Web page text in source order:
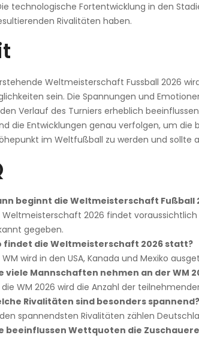
technologische Fortentwicklung in den
Rivalitäten haben.
Weltmeisterschaft Fussball 2026
sein. Die Spannungen und
Verlauf des Turniers erheblich
die Entwicklungen genau verfolgen, um die
im Weltfußball zu werden und sollte
beginnt die Weltmeisterschaft Fußball
Weltmeisterschaft 2026 findet
gegeben.
findet die Weltmeisterschaft 2026 statt?
WM wird in den USA, Kanada und Mexiko
viele Mannschaften nehmen an der WM
die WM 2026 wird die Anzahl der
Rivalitäten sind besonders spannend?
spannendsten Rivalitäten zählen
beeinflussen Wettquoten die